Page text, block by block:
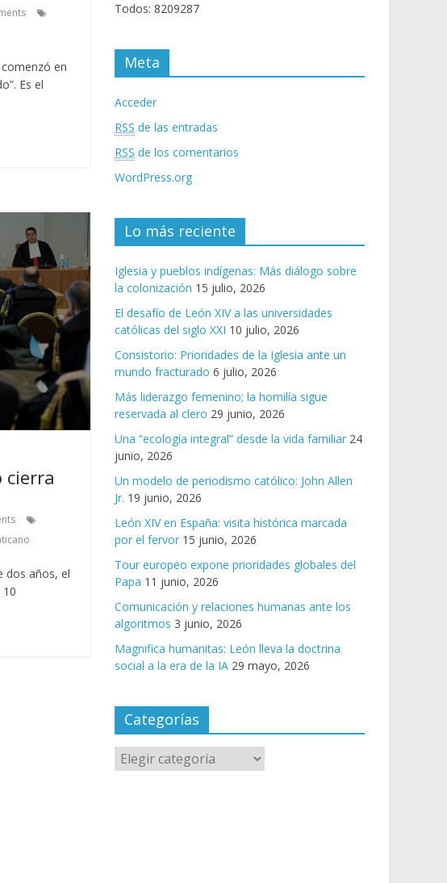
en
Es el
cierra
dos años, el
10
Todos: 8209287
Meta
Acceder
RSS de las entradas
RSS de los comentarios
WordPress.org
Lo más reciente
Iglesia y pueblos indígenas: Más diálogo sobre
la colonización 15 julio, 2026
El desafío de León XIV a las universidades
católicas del siglo XXI 10 julio, 2026
Consistorio: Prioridades de la Iglesia ante un
mundo fracturado 6 julio, 2026
Más liderazgo femenino; la homilía sigue
reservada al clero 29 junio, 2026
Una “ecología integral” desde la vida familiar 24
junio, 2026
Un modelo de periodismo católico: John Allen
Jr. 19 junio, 2026
León XIV en España: visita histórica marcada
por el fervor 15 junio, 2026
Tour europeo expone prioridades globales del
Papa 11 junio, 2026
Comunicación y relaciones humanas ante los
algoritmos 3 junio, 2026
Magnifica humanitas: León lleva la doctrina
social a la era de la IA 29 mayo, 2026
Categorías